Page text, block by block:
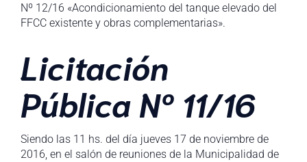
Nº 12/16 «Acondicionamiento del tanque elevado del
FFCC existente y obras complementarias».
Licitación
Pública Nº 11/16
Siendo las 11 hs. del día jueves 17 de noviembre de
2016, en el salón de reuniones de la Municipalidad de